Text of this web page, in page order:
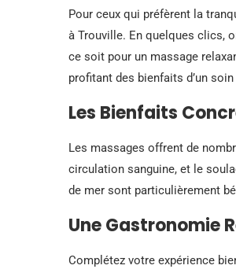
Pour ceux qui préfèrent la
à Trouville. En quelques clics,
ce soit pour un massage
profitant des bienfaits d’un soin
Les Bienfaits
Les massages offrent de
circulation sanguine, et le
de mer sont particulièrement
Une Gastronomie
Complétez votre expérience